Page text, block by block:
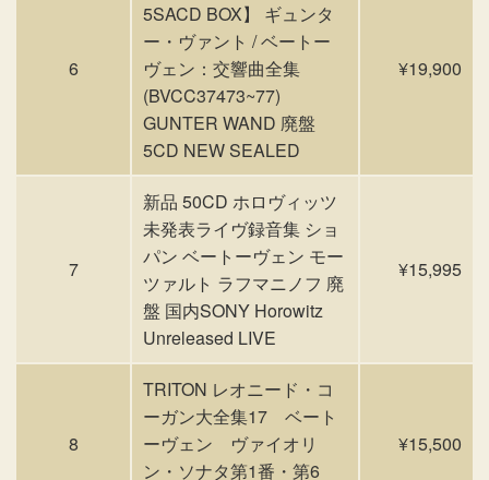
6
5SACD BOX】 ギュンタ
ー・ヴァント / ベートー
ヴェン：交響曲全集
(BVCC37473~77)
GUNTER WAND 廃盤
5CD NEW SEALED
¥19,900
7
新品 50CD ホロヴィッツ
未発表ライヴ録音集 ショ
パン ベートーヴェン モー
ツァルト ラフマニノフ 廃
盤 国内SONY Horowitz
Unreleased LIVE
¥15,995
8
TRITON レオニード・コ
ーガン大全集17 ベート
ーヴェン ヴァイオリ
ン・ソナタ第1番・第6
¥15,500